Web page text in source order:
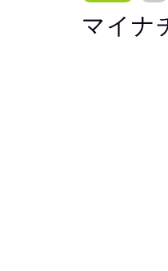
マイナ